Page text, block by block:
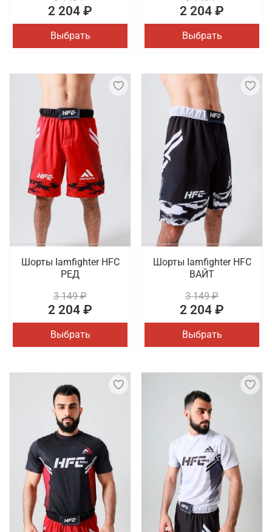
2 204 ₽
Выбрать
2 204 ₽
Выбрать
Шорты Iamfighter HFC
РЕД
3 149 ₽
2 204 ₽
Выбрать
Шорты Iamfighter HFC
ВАЙТ
3 149 ₽
2 204 ₽
Выбрать